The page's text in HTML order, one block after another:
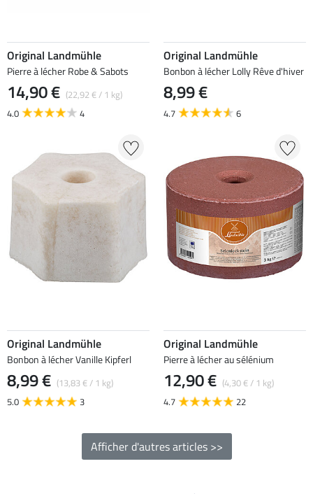
Original Landmühle
Pierre à lécher Robe & Sabots
14,90 € (22,92 € / 1 kg)
4.0
4
Original Landmühle
Bonbon à lécher Lolly Rêve d'hiver
8,99 €
4.7 6
Original Landmühle
Bonbon à lécher Vanille Kipferl
8,99 € (13,83 € / 1 kg)
5.0
3
Original Landmühle
Pierre à lécher au sélénium
12,90 € (4,30 € / 1 kg)
4.7
22
Afficher d'autres articles >>